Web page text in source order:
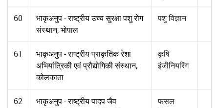
60
भाकृअनुप - राष्ट्रीय उच्च सुरक्षा पशु रोग
संस्थान, भोपाल
पशु विज्ञान
61
भाकृअनुप - राष्ट्रीय प्राकृतिक रेशा
अभियांत्रिकी एवं प्रौद्योगिकी संस्थान,
कोलकाता
कृषि
इंजीनियरिंग
62
भाकृअनुप - राष्ट्रीय पादप जैव
फसल